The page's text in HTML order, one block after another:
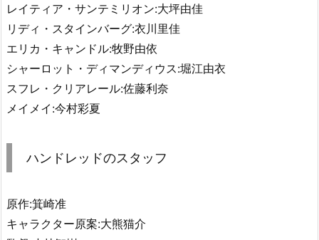
レイティア・サンテミリオン:大坪由佳
リディ・スタインバーグ:衣川里佳
エリカ・キャンドル:牧野由依
シャーロット・ディマンディウス:堀江由衣
スフレ・クリアレール:佐藤利奈
メイメイ:今村彩夏
ハンドレッドのスタッフ
原作:箕崎准
キャラクター原案:大熊猫介